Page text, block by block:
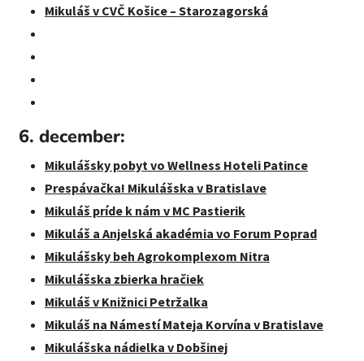
Mikuláš v CVČ Košice – Starozagorská
6. december:
Mikulášsky pobyt vo Wellness Hoteli Patince
Prespávačka! Mikulášska v Bratislave
Mikuláš príde k nám v MC Pastierik
Mikuláš a Anjelská akadémia vo Forum Poprad
Mikulášsky beh Agrokomplexom Nitra
Mikulášska zbierka hračiek
Mikuláš v Knižnici Petržalka
Mikuláš na Námestí Mateja Korvína v Bratislave
Mikulášska nádielka v Dobšinej